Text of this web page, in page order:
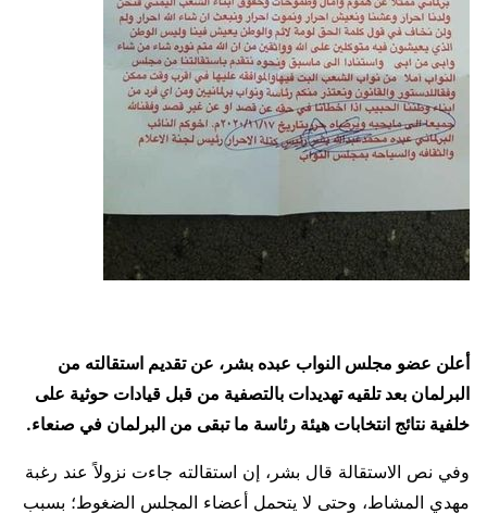
أعلن عضو مجلس النواب عبده بشر، عن تقديم استقالته من
البرلمان بعد تلقيه تهديدات بالتصفية من قبل قيادات حوثية على
خلفية نتائج انتخابات هيئة رئاسة ما تبقى من البرلمان في صنعاء.
وفي نص الاستقالة قال بشر، إن استقالته جاءت نزولاً عند رغبة
مهدي المشاط، وحتى لا يتحمل أعضاء المجلس الضغوط؛ بسبب